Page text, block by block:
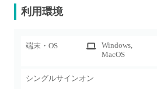
利用環境
端末・OS Windows,
MacOS
シングルサインオン